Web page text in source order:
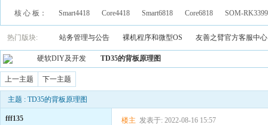
核 心 板： Smart4418 Core4418 Smart6818 Core6818 SOM-
热门版块: 站务管理与公告 裸机程序和微型OS 友善之臂官方客服中心
硬软DIY及开发 TD35的背板原理图
上一主题 下一主题
主题 : TD35的背板原理图
fff135 楼主 发表于: 2022-08-16 15:57